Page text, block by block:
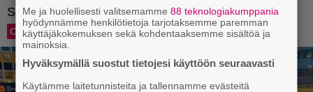
Me ja huolellisesti valitsemamme88 teknologiakumppania
hyödynnämme henkilötietoja tarjotaksemme paremman
käyttäjäkokemuksen sekä kohdentaaksemme sisältöä ja
mainoksia.
Hyväksymällä suostut tietojesi käyttöön seuraavasti
Käytämme laitetunnisteita ja tallennamme evästeitä